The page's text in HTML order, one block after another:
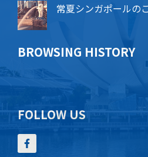
常夏シンガポールの
BROWSING HISTORY
FOLLOW US